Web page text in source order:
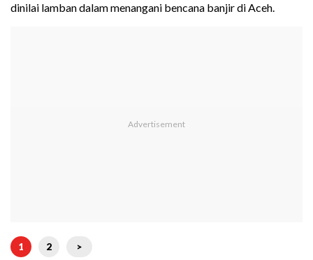
dinilai lamban dalam menangani bencana banjir di Aceh.
1 2 >